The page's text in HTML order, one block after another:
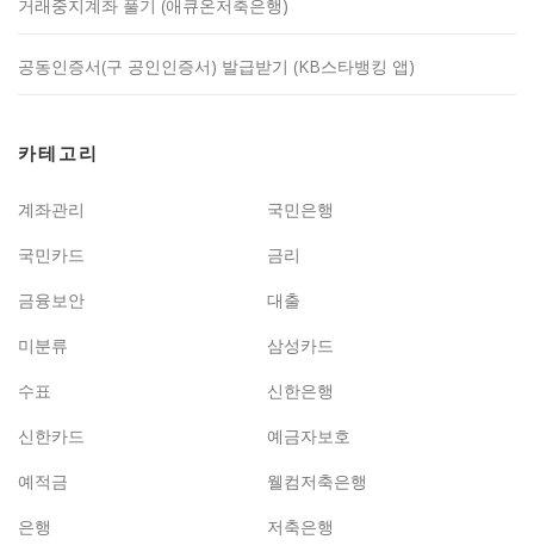
거래중지계좌 풀기 (애큐온저축은행)
공동인증서(구 공인인증서) 발급받기 (KB스타뱅킹 앱)
카테고리
계좌관리
국민은행
국민카드
금리
금융보안
대출
미분류
삼성카드
수표
신한은행
신한카드
예금자보호
예적금
웰컴저축은행
은행
저축은행